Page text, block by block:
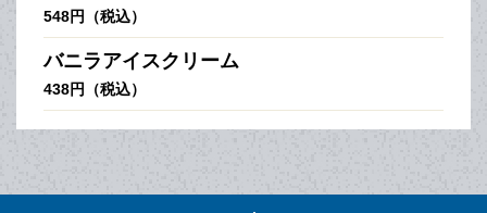
548円（税込）
バニラアイスクリーム
438円（税込）